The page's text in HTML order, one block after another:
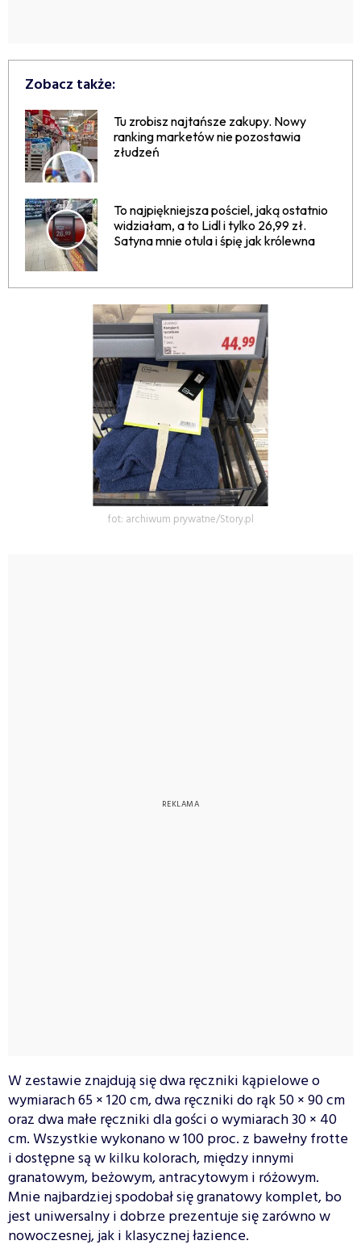
Zobacz także:
Tu zrobisz najtańsze zakupy. Nowy
ranking marketów nie pozostawia
złudzeń
To najpiękniejsza pościel, jaką ostatnio
widziałam, a to Lidl i tylko 26,99 zł.
Satyna mnie otula i śpię jak królewna
fot: archiwum prywatne/Story.pl
W zestawie znajdują się dwa ręczniki kąpielowe o
wymiarach 65 × 120 cm, dwa ręczniki do rąk 50 × 90 cm
oraz dwa małe ręczniki dla gości o wymiarach 30 × 40
cm. Wszystkie wykonano w 100 proc. z bawełny frotte
i dostępne są w kilku kolorach, między innymi
granatowym, beżowym, antracytowym i różowym.
Mnie najbardziej spodobał się granatowy komplet, bo
jest uniwersalny i dobrze prezentuje się zarówno w
nowoczesnej, jak i klasycznej łazience.